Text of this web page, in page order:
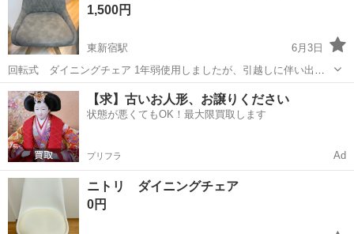
1,500円
東新宿駅
6月3日
回転式 ダイニングチェア 1年弱使用しましたが、引越しに伴い出品
します。
東京 新宿区 東新宿駅 椅子 ダイニング
【求】古いお人形、お譲りください
状態が悪くてもOK！最大限買取します
プリフラ Ad
ニトリ ダイニングチェア
0円